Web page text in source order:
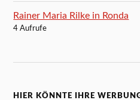
Rainer Maria Rilke in Ronda
4 Aufrufe
HIER KÖNNTE IHRE